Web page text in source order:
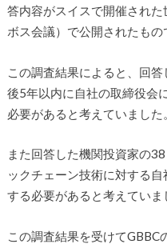
答内容がスイスで開催され
ボス会議）で公開されたもの
この調査結果によると、回
後5年以内に自社の取締役会
必要があると考えていました。
また回答した機関投資家の
ックチェーン技術に対する
する必要があると考えていま
この調査結果を受けてGBBC